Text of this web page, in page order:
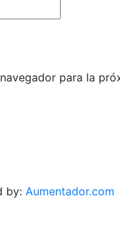
para la
by: Aumentador.com